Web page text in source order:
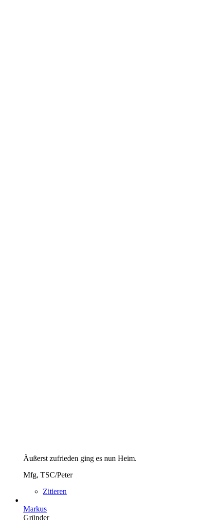
Äußerst zufrieden ging es nun Heim.
Mfg, TSC/Peter
Zitieren
Markus
Gründer